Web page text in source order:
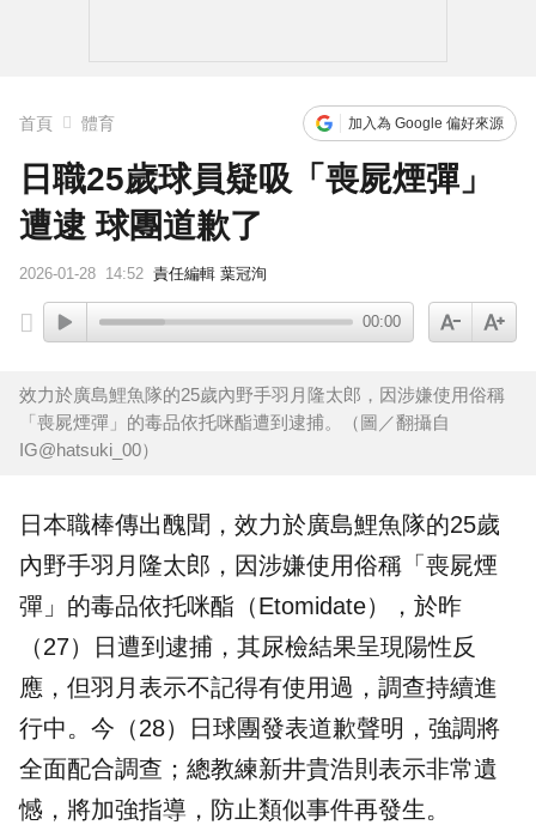
首頁 體育 加入為 Google 偏好來源
日職25歲球員疑吸「喪屍煙彈」
遭逮 球團道歉了
2026-01-28 14:52 責任編輯 葉冠洵
00:00
效力於廣島鯉魚隊的25歲內野手羽月隆太郎，因涉嫌使用俗稱
「喪屍煙彈」的毒品依托咪酯遭到逮捕。（圖／翻攝自
IG@hatsuki_00）
日本職棒傳出醜聞，效力於廣島鯉魚隊的25歲
內野手羽月隆太郎，因涉嫌使用俗稱「 喪屍煙
彈 」的毒品依托咪酯（Etomidate），於昨
（27）日遭到逮捕，其尿檢結果呈現陽性反
應，但羽月表示不記得有使用過，調查持續進
行中。今（28）日球團發表道歉聲明，強調將
全面配合調查；總教練新井貴浩則表示非常遺
憾，將加強指導，防止類似事件再發生。